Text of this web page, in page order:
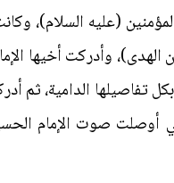
(عليه السلام)،
وأدركت أخيها
الدامية، ثم
أوصلت صوت الإمام